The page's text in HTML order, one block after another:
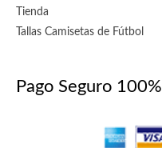
Tienda
Tallas Camisetas de Fútbol
Pago Seguro 100%